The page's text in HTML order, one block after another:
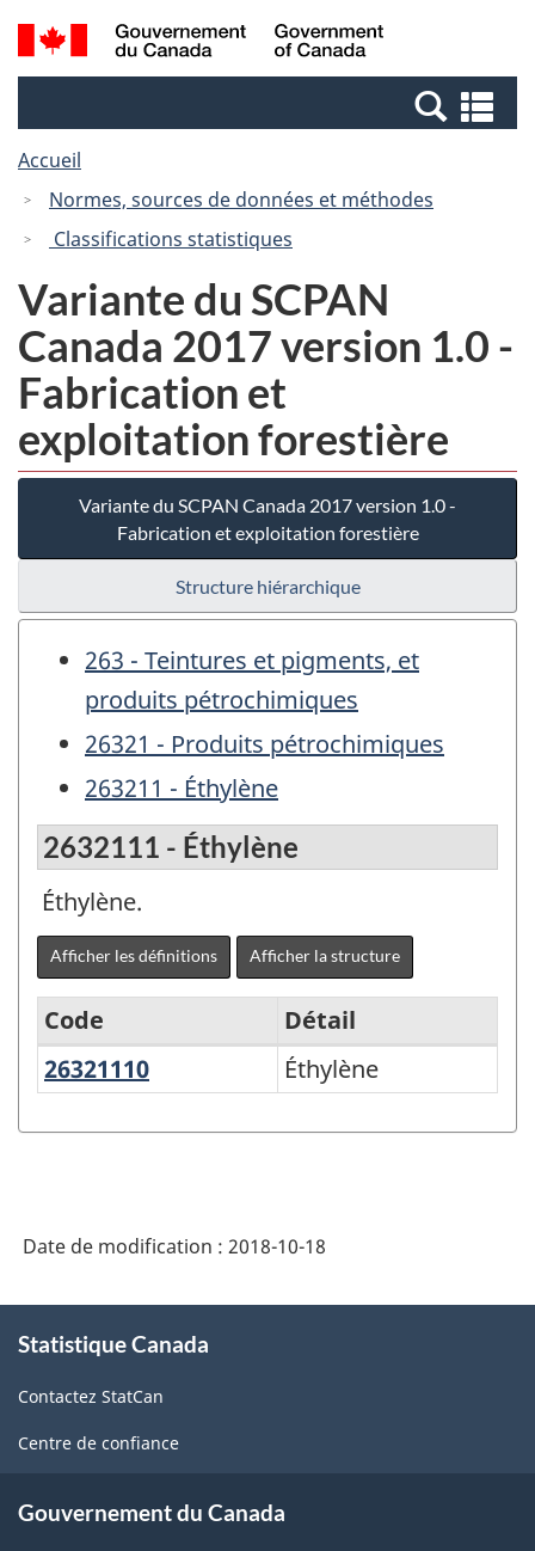
Passer
au
Passer
à
Canada
Recherche
et
et
Accueil
Normes, sources de données et méthodes
Classifications statistiques
Variante du SCPAN
Canada 2017 version 1.0 -
Fabrication et
exploitation forestière
Variante du SCPAN Canada 2017 version 1.0 -
Fabrication et exploitation forestière
Structure hiérarchique
263 - Teintures et pigments, et
produits pétrochimiques
26321 - Produits pétrochimiques
263211 - Éthylène
2632111 - Éthylène
Éthylène.
Afficher les définitions Afficher la structure
Variante
2017
1.0
-
Fabrication
et
forestière
Code
Détail
26321110
Éthylène
Date de modification : 2018-10-18
propos
ce
site
Statistique Canada
Contactez StatCan
Centre de confiance
Gouvernement du Canada